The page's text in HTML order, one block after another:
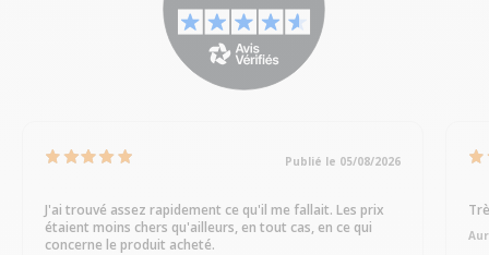
Publié le 05/08/2026
J'ai trouvé assez rapidement ce qu'il me fallait. Les prix
étaient moins chers qu'ailleurs, en tout cas, en ce qui
concerne le produit acheté.